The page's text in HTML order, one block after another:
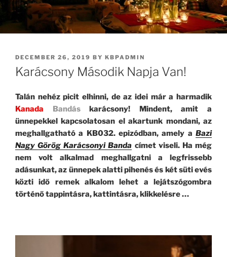
POSTED
ON
DECEMBER 26, 2019 BY KBPADMIN
Karácsony Második Napja Van!
Talán nehéz picit elhinni, de az idei már a harmadik
Kanada
Bandáskarácsony! Mindent, amit a
ünnepekkel kapcsolatosan el akartunk mondani, az
meghallgatható a KB032. epizódban, amely a Bazi
Nagy Görög Karácsonyi Banda címet viseli. Ha még
nem volt alkalmad meghallgatni a legfrissebb
adásunkat, az ünnepek alatti pihenés és két süti evés
közti idő remek alkalom lehet a lejátszógombra
történő tappintásra, kattintásra, klikkelésre …